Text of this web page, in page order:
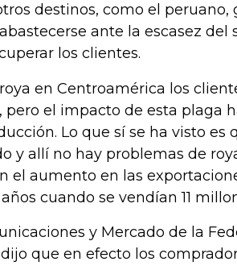
destinos, como el
ante la escasez del
los clientes.
en Centroamérica los
el impacto de esta plaga
Lo que sí se ha visto es
y allí no hay problemas de
el aumento en las
cuando se vendían 11
y Mercado de la
que en efecto los